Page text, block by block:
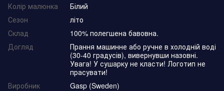
Колір малюнка
Білий
Сезон
літо
Склад
100% полегшена бавовна.
Догляд
Прання машинне або ручне в холодній воді
(30-40 градусів), вивернувши назовні.
Увага! У сушарку не класти! Логотип не
прасувати!
Виробник
Gasp (Sweden)